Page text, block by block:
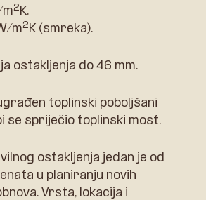
m2 K.
m2 K (smreka).
ostakljenja do 46 mm.
toplinski poboljšani
se spriječio toplinski most.
ostakljenja jedan je od
u planiranju novih
Vrsta, lokacija i